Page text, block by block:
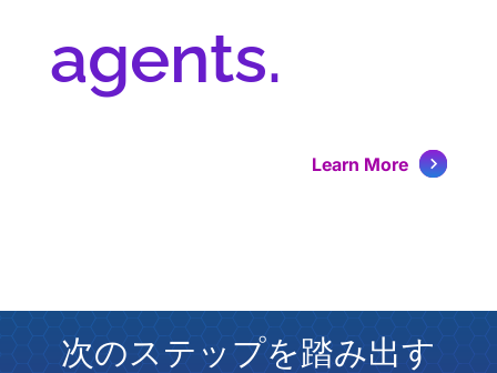
agents.
Learn More
次のステップを踏み出す